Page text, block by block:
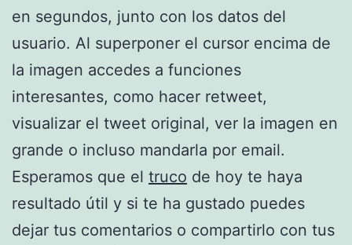
en segundos, junto con los datos del
usuario. Al superponer el cursor encima de
la imagen accedes a funciones
interesantes, como hacer retweet,
visualizar el tweet original, ver la imagen en
grande o incluso mandarla por email.
Esperamos que el truco de hoy te haya
resultado útil y si te ha gustado puedes
dejar tus comentarios o compartirlo con tus